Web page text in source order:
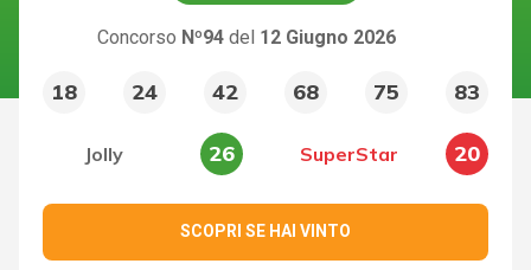
Concorso Nº94 del 12 Giugno 2026
18 24 42 68 75 83
Jolly 26 SuperStar 20
SCOPRI SE HAI VINTO